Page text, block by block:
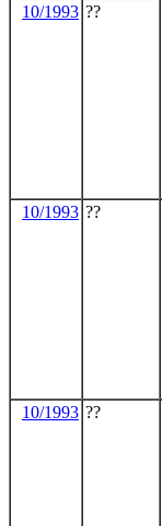
10/1993 ??
10/1993 ??
10/1993 ??